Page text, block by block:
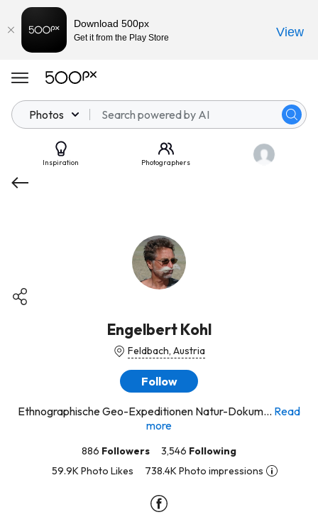
Photos
Inspiration Photographers
Engelbert Kohl
Feldbach, Austria
Follow
Ethnographische Geo-Expeditionen Natur-Dokum... Read
more
886 Followers 3,546 Following
59.9K Photo Likes
738.4K Photo impressions
Download 500px
Get it from the Play Store View